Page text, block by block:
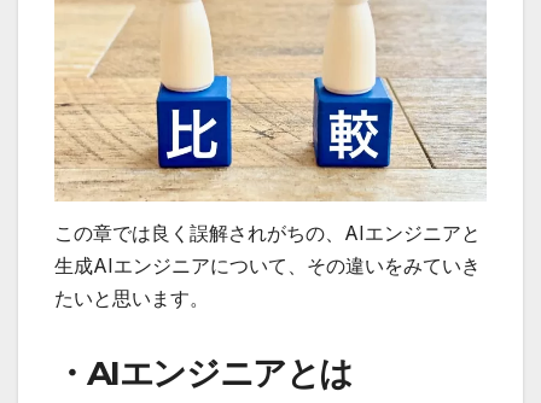
この章では良く誤解されがちの、AIエンジニアと
生成AIエンジニアについて、その違いをみていき
たいと思います。
・AIエンジニアとは